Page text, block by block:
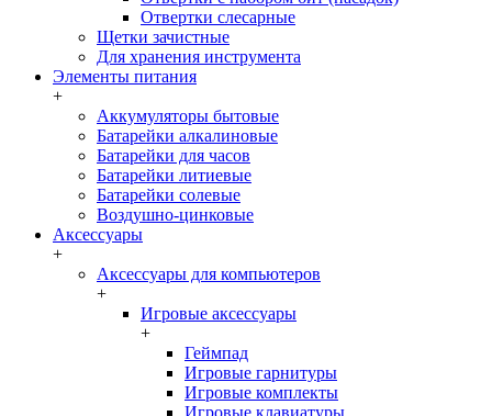
Отвертки слесарные
Щетки зачистные
Для хранения инструмента
Элементы питания
+
Аккумуляторы бытовые
Батарейки алкалиновые
Батарейки для часов
Батарейки литиевые
Батарейки солевые
Воздушно-цинковые
Аксессуары
+
Аксессуары для компьютеров
+
Игровые аксессуары
+
Геймпад
Игровые гарнитуры
Игровые комплекты
Игровые клавиатуры